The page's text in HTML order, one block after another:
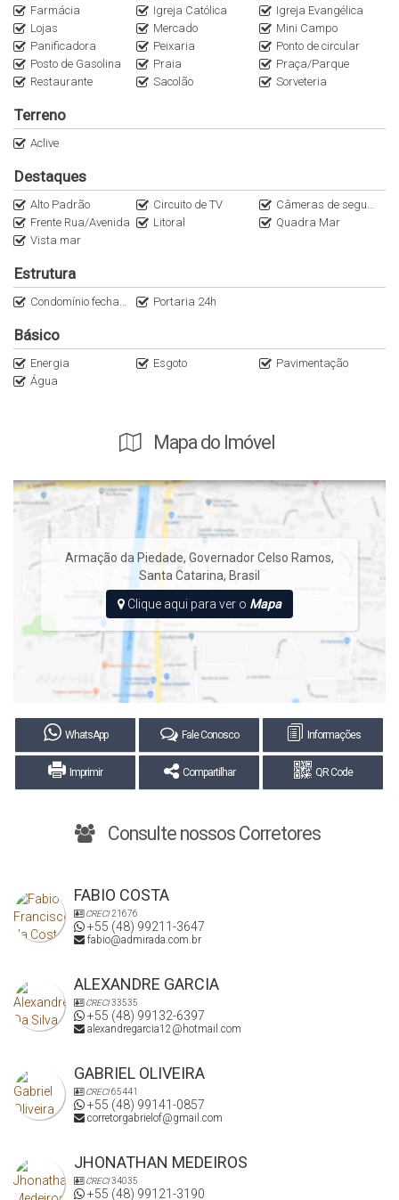
Farmácia
Igreja Católica
Igreja Evangélica
Lojas
Mercado
Mini Campo
Panificadora
Peixaria
Ponto de circular
Posto de Gasolina
Praia
Praça/Parque
Restaurante
Sacolão Sorveteria
Terreno
Aclive
Destaques
Alto Padrão Circuito de TV
Câmeras de segurança
Frente Rua/Avenida
Litoral
Quadra Mar
Vista mar
Estrutura
Condomínio fechado Portaria 24h
Básico
Energia Esgoto
Pavimentação
Água
Mapa do Imóvel
Armação da Piedade, Governador Celso Ramos,
Santa Catarina, Brasil
Clique aqui para ver o Mapa
WhatsApp Fale Conosco Informações
Imprimir Compartilhar QR Code
Consulte nossos Corretores
FABIO COSTA
CRECI21676
+55 (48) 99211-3647
fabio@admirada.com.br
ALEXANDRE GARCIA
CRECI33535
+55 (48) 99132-6397
alexandregarcia12@hotmail.com
GABRIEL OLIVEIRA
CRECI65441
+55 (48) 99141-0857
corretorgabrielof@gmail.com
JHONATHAN MEDEIROS
CRECI34035
+55 (48) 99121-3190